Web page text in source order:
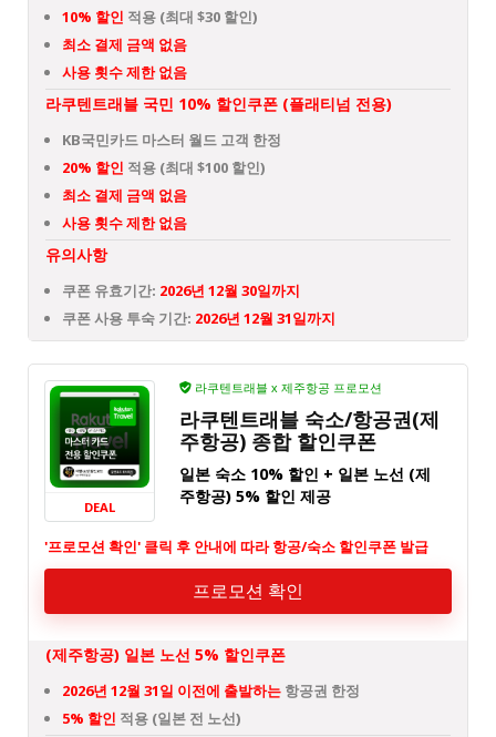
10% 할인 적용 (최대 $30 할인)
최소 결제 금액 없음
사용 횟수 제한 없음
라쿠텐트래블 국민 10% 할인쿠폰 (플래티넘 전용)
KB국민카드 마스터 월드 고객 한정
20% 할인 적용 (최대 $100 할인)
최소 결제 금액 없음
사용 횟수 제한 없음
유의사항
쿠폰 유효기간: 2026년 12월 30일까지
쿠폰 사용 투숙 기간: 2026년 12월 31일까지
DEAL
라쿠텐트래블 x 제주항공 프로모션
라쿠텐트래블 숙소/항공권(제
주항공) 종합 할인쿠폰
일본 숙소 10% 할인 + 일본 노선 (제
주항공) 5% 할인 제공
'프로모션 확인' 클릭 후 안내에 따라 항공/숙소 할인쿠폰 발급
프로모션 확인
(제주항공) 일본 노선 5% 할인쿠폰
2026년 12월 31일 이전에 출발하는 항공권 한정
5% 할인 적용 (일본 전 노선)